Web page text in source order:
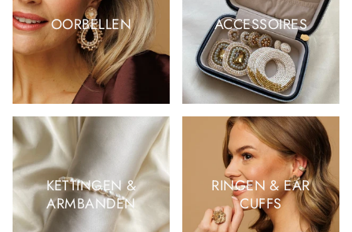
OORBELLEN ACCESSOIRES
KETTINGEN &
ARMBANDEN
RINGEN & EAR
CUFFS